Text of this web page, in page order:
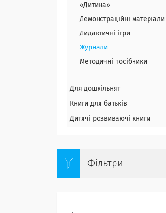
«Дитина»
Демонстраційні матеріали
Дидактичні ігри
Журнали
Методичні посібники
Для дошкільнят
Книги для батьків
Дитячі розвиваючі книги
Фільтри